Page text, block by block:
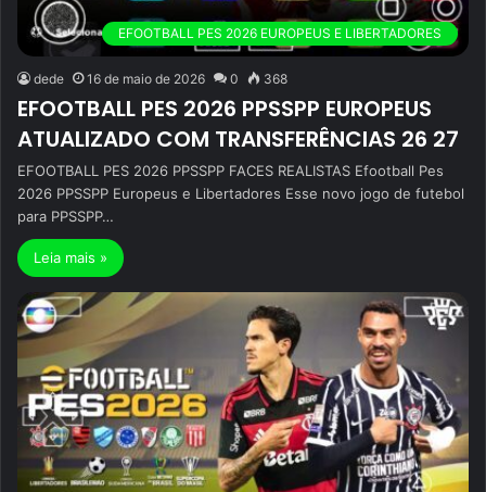
EFOOTBALL PES 2026 EUROPEUS E LIBERTADORES
dede 16 de maio de 2026 0 368
EFOOTBALL PES 2026 PPSSPP EUROPEUS
ATUALIZADO COM TRANSFERÊNCIAS 26 27
EFOOTBALL PES 2026 PPSSPP FACES REALISTAS Efootball Pes
2026 PPSSPP Europeus e Libertadores Esse novo jogo de futebol
para PPSSPP…
Leia mais »